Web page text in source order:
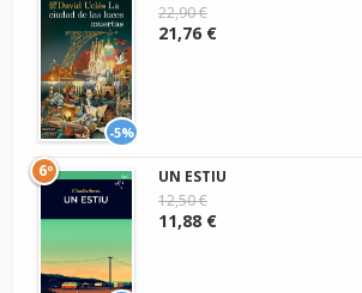
-5%
22,90 €
21,76 €
6º
UN ESTIU
12,50 €
11,88 €